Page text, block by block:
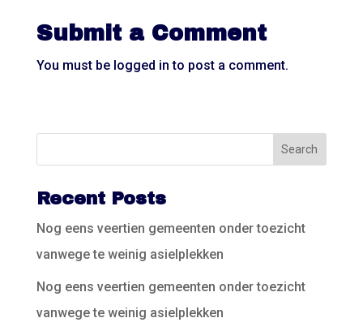
Submit a Comment
You must be logged in to post a comment.
Recent Posts
Nog eens veertien gemeenten onder toezicht
vanwege te weinig asielplekken
Nog eens veertien gemeenten onder toezicht
vanwege te weinig asielplekken